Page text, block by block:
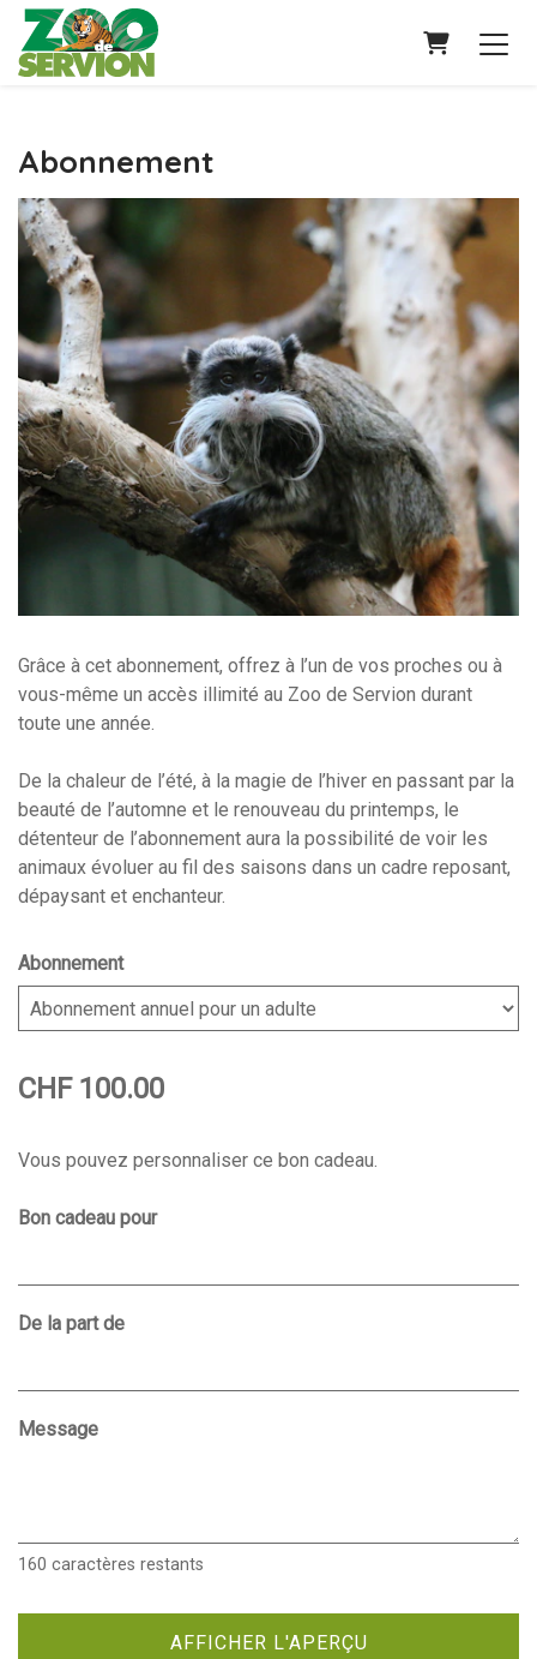
PANIER
Abonnement
Grâce à cet abonnement, offrez à l’un de vos proches ou à
vous-même un accès illimité au Zoo de Servion durant
toute une année.
De la chaleur de l’été, à la magie de l’hiver en passant par la
beauté de l’automne et le renouveau du printemps, le
détenteur de l’abonnement aura la possibilité de voir les
animaux évoluer au fil des saisons dans un cadre reposant,
dépaysant et enchanteur.
Abonnement
CHF 100.00
Vous pouvez personnaliser ce bon cadeau.
Bon cadeau pour
De la part de
Message
160 caractères restants
AFFICHER L'APERÇU